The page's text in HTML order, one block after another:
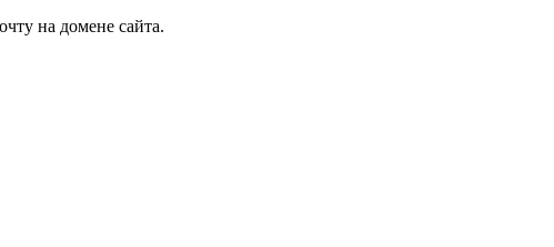
на домене сайта.